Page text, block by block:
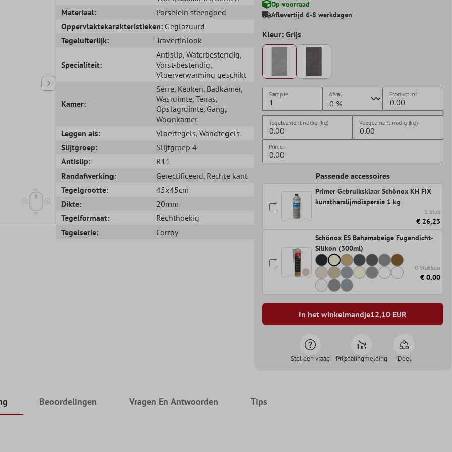
Materiaal:
Porselein steengoed
Oppervlaktekarakteristieken: Geglazuurd
Tegeluiterlijk:
Travertinlook
Specialiteit:
Antislip, Waterbestendig,
Vorst-bestendig,
Vloerverwarming geschikt
Kamer:
Serre, Keuken, Badkamer,
Wasruimte, Terras,
Opslagruimte, Gang,
Woonkamer
Leggen als:
Vloertegels, Wandtegels
Slijtgroep:
Slijtgroep 4
Antislip:
R11
Randafwerking:
Gerectificeerd, Rechte kant
Tegelgrootte:
45x45cm
Dikte:
20mm
Tegelformaat:
Rechthoekig
Tegelserie:
Corroy
Op voorraad
Aflevertijd 6-8 werkdagen
Kleur: Grijs
Sample Afval Productm²
Tegelcement nodig (kg) Voegcement nodig (kg)
Primer
Passende accessoires
Primer Gebruiksklaar Schönox KH FIX
kunstharslijmdispersie 1 kg
1 Stuk
€ 26,23
Schönox ES Bahamabeige Fugendicht-
Silikon (300ml)
0 Stukken
€ 0,00
In het winkelmandje12,10 EUR
Stel een vraag Prijsdalingmelding Deel
Beoordelingen Vragen En Antwoorden Tips